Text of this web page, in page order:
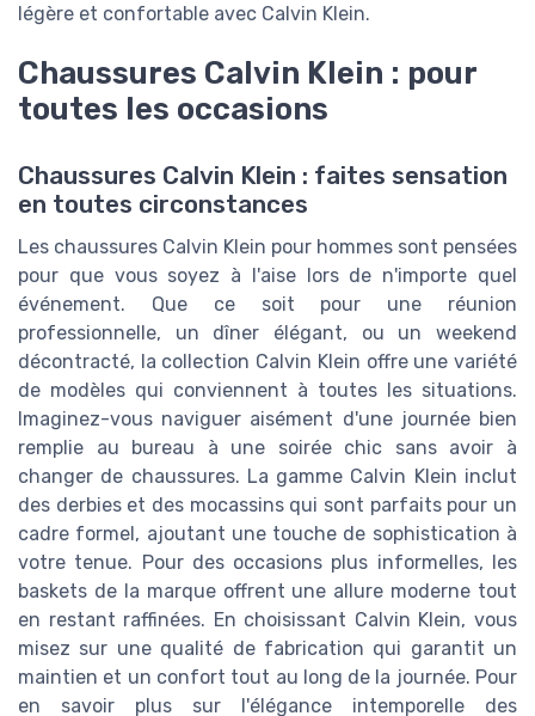
légère et confortable avec Calvin Klein.
Chaussures Calvin Klein : pour
toutes les occasions
Chaussures Calvin Klein : faites sensation
en toutes circonstances
Les chaussures Calvin Klein pour hommes sont pensées
pour que vous soyez à l'aise lors de n'importe quel
événement. Que ce soit pour une réunion
professionnelle, un dîner élégant, ou un weekend
décontracté, la collection Calvin Klein offre une variété
de modèles qui conviennent à toutes les situations.
Imaginez-vous naviguer aisément d'une journée bien
remplie au bureau à une soirée chic sans avoir à
changer de chaussures. La gamme Calvin Klein inclut
des derbies et des mocassins qui sont parfaits pour un
cadre formel, ajoutant une touche de sophistication à
votre tenue. Pour des occasions plus informelles, les
baskets de la marque offrent une allure moderne tout
en restant raffinées. En choisissant Calvin Klein, vous
misez sur une qualité de fabrication qui garantit un
maintien et un confort tout au long de la journée. Pour
en savoir plus sur l'élégance intemporelle des